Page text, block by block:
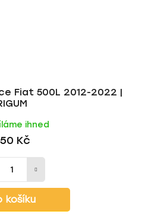
Fiat 500L 2012-2022 |
ihned
Kč
košíku